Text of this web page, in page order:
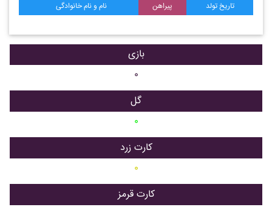
نام و نام خانوادگی پیراهن تاریخ تولد
بازی
۰
گل
۰
کارت زرد
۰
کارت قرمز